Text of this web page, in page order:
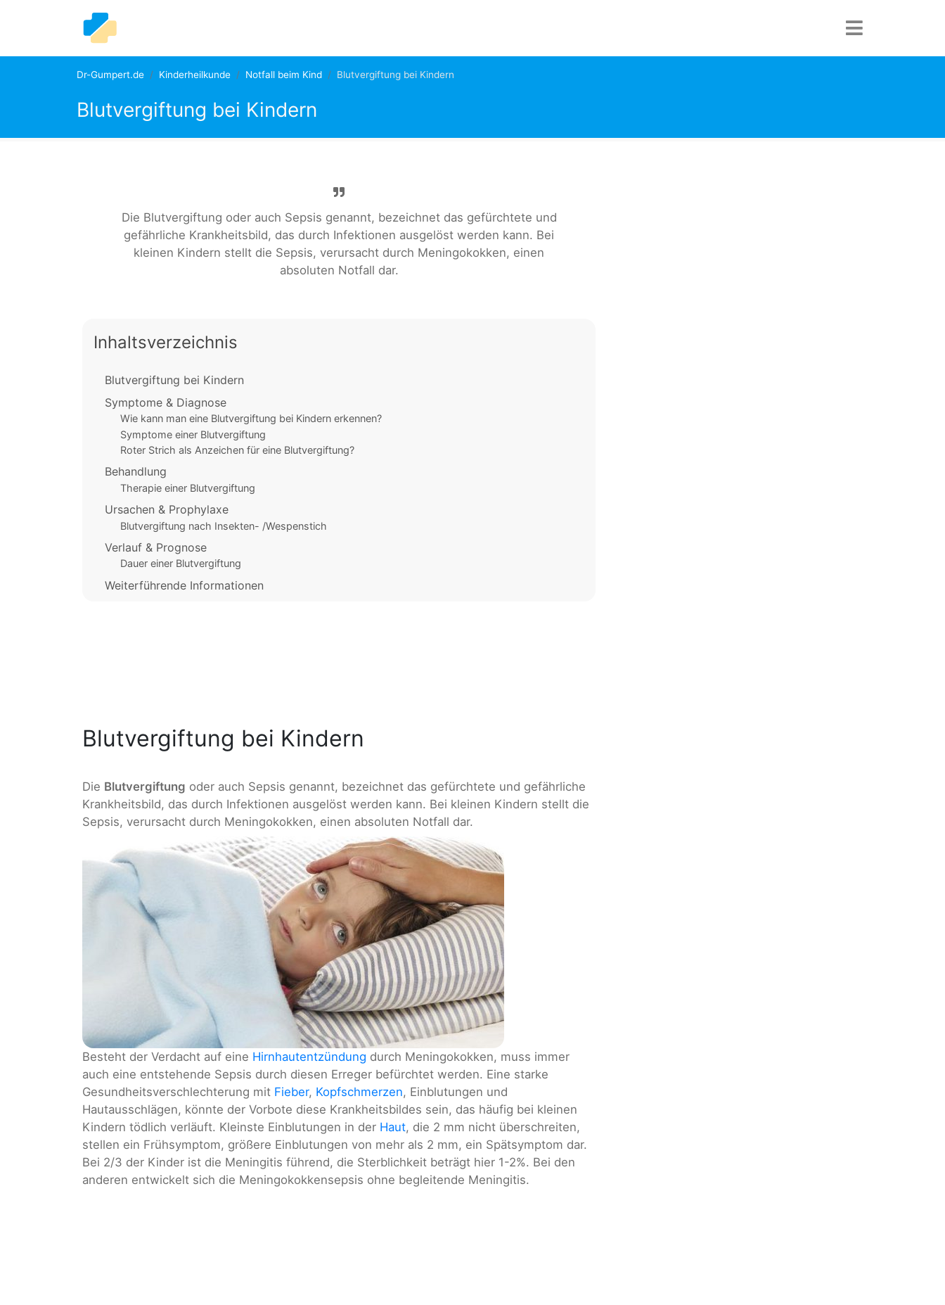
Dr-Gumpert.de Kinderheilkunde Notfall beim Kind Blutvergiftung bei Kindern
Blutvergiftung bei Kindern
Die Blutvergiftung oder auch Sepsis genannt, bezeichnet das gefürchtete und
gefährliche Krankheitsbild, das durch Infektionen ausgelöst werden kann. Bei
kleinen Kindern stellt die Sepsis, verursacht durch Meningokokken, einen
absoluten Notfall dar.
Inhaltsverzeichnis
Blutvergiftung bei Kindern
Symptome & Diagnose
Wie kann man eine Blutvergiftung bei Kindern erkennen?
Symptome einer Blutvergiftung
Roter Strich als Anzeichen für eine Blutvergiftung?
Behandlung
Therapie einer Blutvergiftung
Ursachen & Prophylaxe
Blutvergiftung nach Insekten- /Wespenstich
Verlauf & Prognose
Dauer einer Blutvergiftung
Weiterführende Informationen
Blutvergiftung bei Kindern
Die Blutvergiftung oder auch Sepsis genannt, bezeichnet das gefürchtete und gefährliche
Krankheitsbild, das durch Infektionen ausgelöst werden kann. Bei kleinen Kindern stellt die
Sepsis, verursacht durch Meningokokken, einen absoluten Notfall dar.
Besteht der Verdacht auf eine Hirnhautentzündung durch Meningokokken, muss immer
auch eine entstehende Sepsis durch diesen Erreger befürchtet werden. Eine starke
Gesundheitsverschlechterung mit Fieber, Kopfschmerzen, Einblutungen und
Hautausschlägen, könnte der Vorbote diese Krankheitsbildes sein, das häufig bei kleinen
Kindern tödlich verläuft. Kleinste Einblutungen in der Haut, die 2 mm nicht überschreiten,
stellen ein Frühsymptom, größere Einblutungen von mehr als 2 mm, ein Spätsymptom dar.
Bei 2/3 der Kinder ist die Meningitis führend, die Sterblichkeit beträgt hier 1-2%. Bei den
anderen entwickelt sich die Meningokokkensepsis ohne begleitende Meningitis.